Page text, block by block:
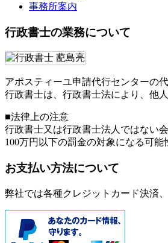
事務所案内
行政書士の業務について
アポスティーユ申請代行センターの
行政書士は、行政書士法により、他
■法律上の注意
行政書士又は行政書士法人ではない
100万円以下の罰金の対象になる可能
お支払い方法について
弊社では各種クレジットカード決済